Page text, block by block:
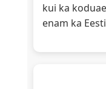
kui ka
enam ka